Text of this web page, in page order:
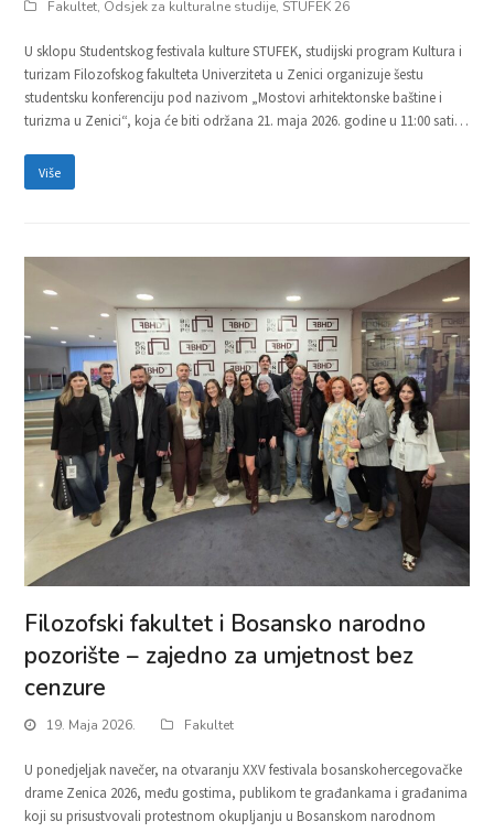
Fakultet, Odsjek za kulturalne studije, STUFEK 26
U sklopu Studentskog festivala kulture STUFEK, studijski program Kultura i
turizam Filozofskog fakulteta Univerziteta u Zenici organizuje šestu
studentsku konferenciju pod nazivom „Mostovi arhitektonske baštine i
turizma u Zenici“, koja će biti održana 21. maja 2026. godine u 11:00 sati…
Više
Filozofski fakultet i Bosansko narodno
pozorište – zajedno za umjetnost bez
cenzure
19. Maja 2026. Fakultet
U ponedjeljak navečer, na otvaranju XXV festivala bosanskohercegovačke
drame Zenica 2026, među gostima, publikom te građankama i građanima
koji su prisustvovali protestnom okupljanju u Bosanskom narodnom